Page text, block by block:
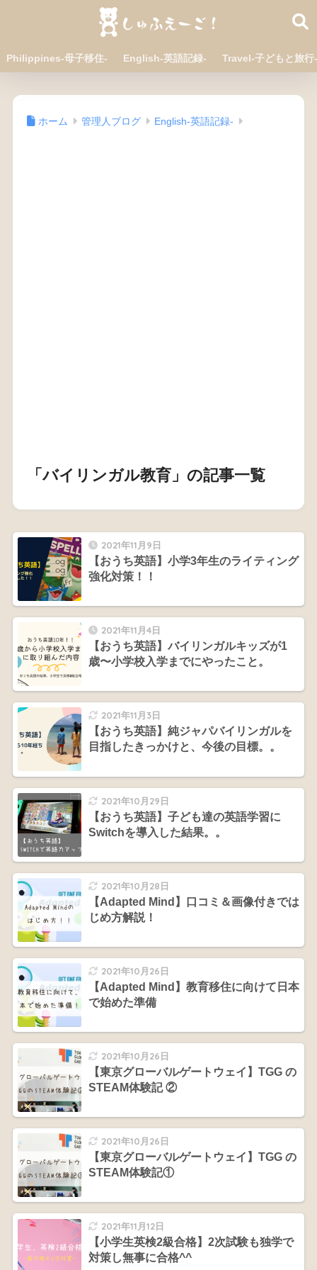
Philippines-母子移住- English-英語記録- Travel-子どもと旅行-
ホーム 管理人ブログ English-英語記録-
「バイリンガル教育」の記事一覧
2021年11月9日
【おうち英語】小学3年生のライティング
強化対策！！
2021年11月4日
【おうち英語】バイリンガルキッズが1
歳〜小学校入学までにやったこと。
2021年11月3日
【おうち英語】純ジャパバイリンガルを
目指したきっかけと、今後の目標。。
2021年10月29日
【おうち英語】子ども達の英語学習に
Switchを導入した結果。。
2021年10月28日
【Adapted Mind】口コミ＆画像付きでは
じめ方解説！
2021年10月26日
【Adapted Mind】教育移住に向けて日本
で始めた準備
2021年10月26日
【東京グローバルゲートウェイ】TGG の
STEAM体験記 ②
2021年10月26日
【東京グローバルゲートウェイ】TGG の
STEAM体験記①
2021年11月12日
【小学生英検2級合格】2次試験も独学で
対策し無事に合格^^